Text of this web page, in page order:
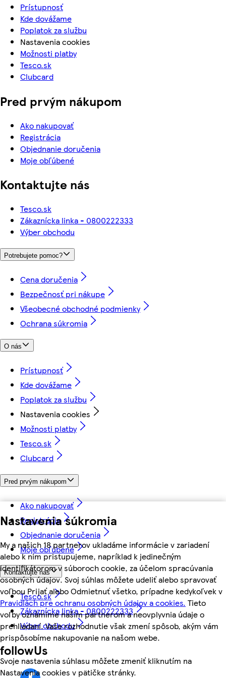
Nastavenia súkromia
My a našich 18 partnerov ukladáme informácie v zariadení
alebo k nim pristupujeme, napríklad k jedinečným
identifikátorom v súboroch cookie, za účelom spracúvania
osobných údajov. Svoj súhlas môžete udeliť alebo spravovať
voľbou Prijať alebo Odmietnuť všetko, prípadne kedykoľvek v
Pravidlách pre ochranu osobných údajov a cookies. Tieto
voľby oznámime našim partnerom a neovplyvnia údaje o
prehliadaní. Vaše rozhodnutie však zmení spôsob, akým vám
prispôsobíme nakupovanie na našom webe.
Svoje nastavenia súhlasu môžete zmeniť kliknutím na
Nastavenia cookies v pätičke stránky.
Prístupnosť
Kde dovážame
Poplatok za službu
Nastavenia cookies
Možnosti platby
Tesco.sk
Clubcard
Pred prvým nákupom
Ako nakupovať
Registrácia
Objednanie doručenia
Moje obľúbené
Kontaktujte nás
Tesco.sk
Zákaznícka linka - 0800222333
Výber obchodu
Potrebujete pomoc?
Cena doručenia
Bezpečnosť pri nákupe
Všeobecné obchodné podmienky
Ochrana súkromia
O nás
Prístupnosť
Kde dovážame
Poplatok za službu
Nastavenia cookies
Možnosti platby
Tesco.sk
Clubcard
Pred prvým nákupom
Ako nakupovať
Registrácia
Objednanie doručenia
Moje obľúbené
Kontaktujte nás
Tesco.sk
Zákaznícka linka - 0800222333
Výber obchodu
followUs